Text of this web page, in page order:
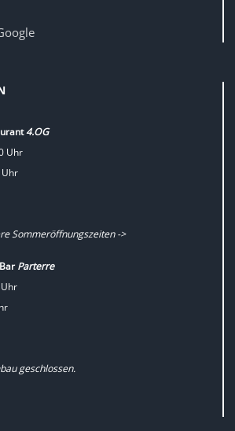
4.OG
Uhr
Uhr
Sommeröffnungszeiten ->
Parterre
geschlossen.